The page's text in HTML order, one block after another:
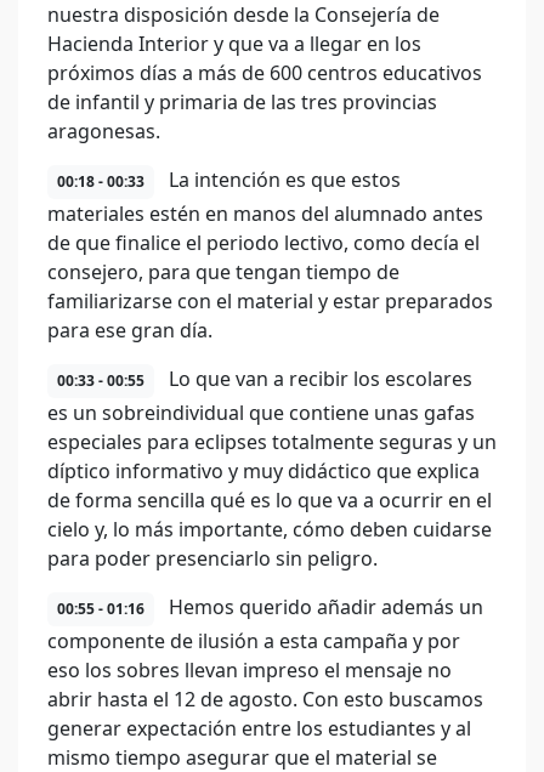
nuestra disposición desde la Consejería de
Hacienda Interior y que va a llegar en los
próximos días a más de 600 centros educativos
de infantil y primaria de las tres provincias
aragonesas.
00:18 - 00:33
La intención es que estos
materiales estén en manos del alumnado antes
de que finalice el periodo lectivo, como decía el
consejero, para que tengan tiempo de
familiarizarse con el material y estar preparados
para ese gran día.
00:33 - 00:55
Lo que van a recibir los escolares
es un sobreindividual que contiene unas gafas
especiales para eclipses totalmente seguras y un
díptico informativo y muy didáctico que explica
de forma sencilla qué es lo que va a ocurrir en el
cielo y, lo más importante, cómo deben cuidarse
para poder presenciarlo sin peligro.
00:55 - 01:16
Hemos querido añadir además un
componente de ilusión a esta campaña y por
eso los sobres llevan impreso el mensaje no
abrir hasta el 12 de agosto. Con esto buscamos
generar expectación entre los estudiantes y al
mismo tiempo asegurar que el material se